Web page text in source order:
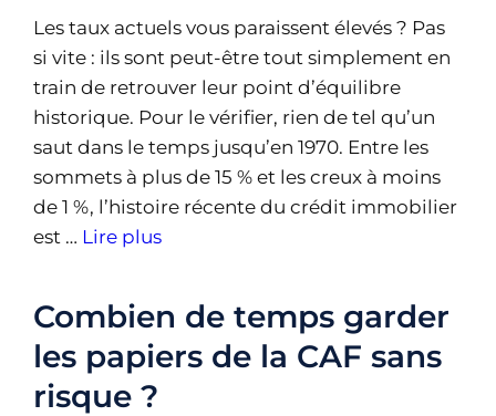
Les taux actuels vous paraissent élevés ? Pas
si vite : ils sont peut-être tout simplement en
train de retrouver leur point d’équilibre
historique. Pour le vérifier, rien de tel qu’un
saut dans le temps jusqu’en 1970. Entre les
sommets à plus de 15 % et les creux à moins
de 1 %, l’histoire récente du crédit immobilier
est … Lire plus
Combien de temps garder
les papiers de la CAF sans
risque ?